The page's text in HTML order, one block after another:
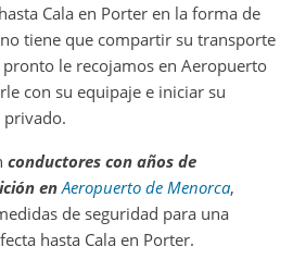
Cala en Porter en la forma de
tiene que compartir su transporte
le recojamos en Aeropuerto
con su equipaje e iniciar su
privado.
conductores con años de
enAeropuerto de Menorca,
de seguridad para una
hasta Cala en Porter.